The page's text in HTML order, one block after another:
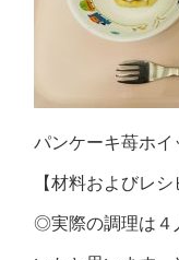
パンケーキ苺ホイ
【材料およびレシ
◎実際の調理は４